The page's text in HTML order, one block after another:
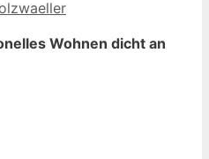
Wohnen dicht an